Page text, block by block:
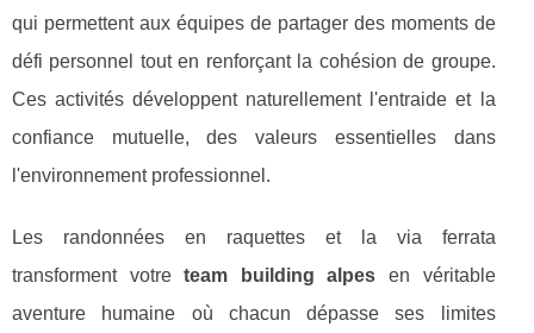
qui permettent aux équipes de partager des moments de
défi personnel tout en renforçant la cohésion de groupe.
Ces activités développent naturellement l'entraide et la
confiance mutuelle, des valeurs essentielles dans
l'environnement professionnel.
Les randonnées en raquettes et la via ferrata
transforment votreteam building alpes en véritable
aventure humaine où chacun dépasse ses limites